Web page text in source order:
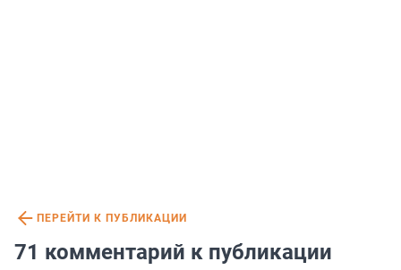
ПЕРЕЙТИ К ПУБЛИКАЦИИ
71 комментарий к публикации